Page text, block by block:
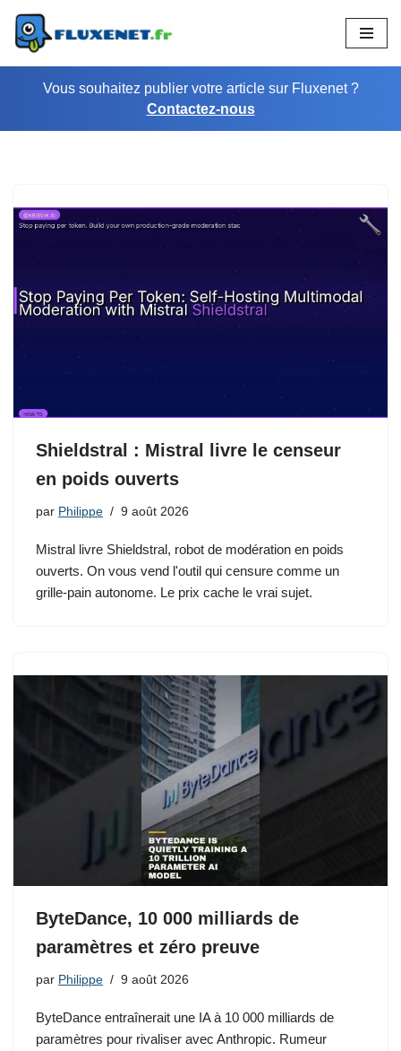
Aller
au
contenuVous souhaitez publier votre article sur Fluxenet ?
Contactez-nous
Shieldstral : Mistral livre le censeur
en poids ouverts
par Philippe 9 août 2026
Mistral livre Shieldstral, robot de modération en poids
ouverts. On vous vend l'outil qui censure comme un
grille-pain autonome. Le prix cache le vrai sujet.
ByteDance, 10 000 milliards de
paramètres et zéro preuve
par Philippe 9 août 2026
ByteDance entraînerait une IA à 10 000 milliards de
paramètres pour rivaliser avec Anthropic. Rumeur